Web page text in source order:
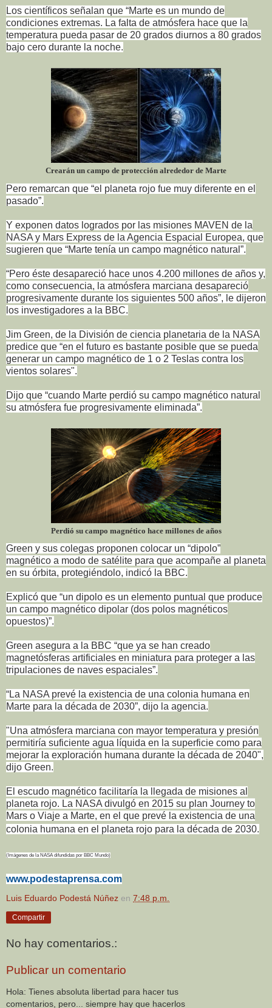
Los científicos señalan que “Marte es un mundo de
condiciones extremas. La falta de atmósfera hace que la
temperatura pueda pasar de 20 grados diurnos a 80 grados
bajo cero durante la noche.
Crearán un campo de protección alrededor de Marte
Pero remarcan que “el planeta rojo fue muy diferente en el
pasado”.
Y exponen datos logrados por las misiones MAVEN de la
NASA y Mars Express de la Agencia Espacial Europea, que
sugieren que “Marte tenía un campo magnético natural”.
“Pero éste desapareció hace unos 4.200 millones de años y,
como consecuencia, la atmósfera marciana desapareció
progresivamente durante los siguientes 500 años”, le dijeron
los investigadores a la BBC.
Jim Green, de la División de ciencia planetaria de la NASA
predice que “en el futuro es bastante posible que se pueda
generar un campo magnético de 1 o 2 Teslas contra los
vientos solares".
Dijo que “cuando Marte perdió su campo magnético natural
su atmósfera fue progresivamente eliminada”.
Perdió su campo magnético hace millones de años
Green y sus colegas proponen colocar un “dipolo”
magnético a modo de satélite para que acompañe al planeta
en su órbita, protegiéndolo, indicó la BBC.
Explicó que “un dipolo es un elemento puntual que produce
un campo magnético dipolar (dos polos magnéticos
opuestos)”.
Green asegura a la BBC “que ya se han creado
magnetósferas artificiales en miniatura para proteger a las
tripulaciones de naves espaciales”.
“La NASA prevé la existencia de una colonia humana en
Marte para la década de 2030”, dijo la agencia.
"Una atmósfera marciana con mayor temperatura y presión
permitiría suficiente agua líquida en la superficie como para
mejorar la exploración humana durante la década de 2040",
dijo Green.
El escudo magnético facilitaría la llegada de misiones al
planeta rojo. La NASA divulgó en 2015 su plan Journey to
Mars o Viaje a Marte, en el que prevé la existencia de una
colonia humana en el planeta rojo para la década de 2030.
(Imágenes de la NASA difundidas por BBC Mundo)
www.podestaprensa.com
Luis Eduardo Podestá Núñez en 7:48 p.m.
Compartir
No hay comentarios.:
Publicar un comentario
Hola: Tienes absoluta libertad para hacer tus
comentarios, pero... siempre hay que hacerlos